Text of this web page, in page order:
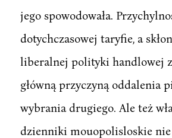
jego spowodowała.
dotychczasowej taryfie, a
liberalnej polityki handlowej
główną przyczyną oddalenia
wybrania drugiego. Ale też
dzienniki mouopolisloskie nie